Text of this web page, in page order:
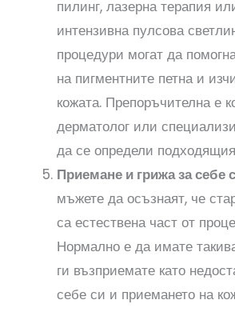
пилинг, лазерна терапия
интензивна пулсова
процедури могат да
на пигментните петна и
кожата. Препоръчителна е
дерматолог или
да се определи
Приемане и грижа за себе
мъжете да осъзнаят, че
са естествена част от
Нормално е да имате
ги възприемате като
себе си и приемането на